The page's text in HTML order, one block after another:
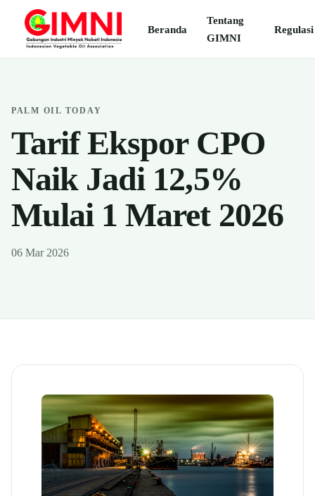
Beranda
Tentang
GIMNI
Regulasi
PALM OIL TODAY
Tarif Ekspor CPO
Naik Jadi 12,5%
Mulai 1 Maret 2026
06 Mar 2026